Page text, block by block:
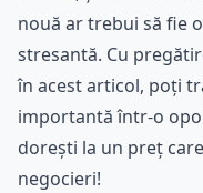
nouă ar trebui să fie
stresantă. Cu
în acest articol, poți
importantă într-o
dorești la un preț
negocieri!